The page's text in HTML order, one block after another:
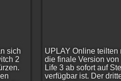
sich
2
UPLAY Online teilten
die finale Version von
Life 3 ab sofort auf
verfügbar ist. Der